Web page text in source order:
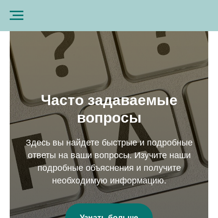
Часто задаваемые
вопросы
Здесь вы найдете быстрые и подробные
ответы на ваши вопросы. Изучите наши
подробные объяснения и получите
необходимую информацию.